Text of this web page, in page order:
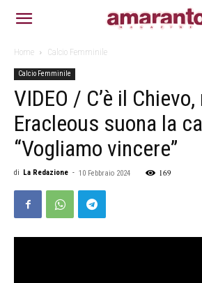
Home Calcio Femminile
Calcio Femminile
VIDEO / C’è il
Eracleous suona la
“Vogliamo vincere”
di La Redazione - 10 Febbraio 2024 169